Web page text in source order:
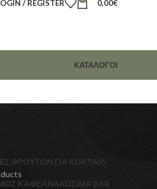
/ REGISTER 0,00€
ΚΑΤΑΛΟΓΟΙ
ΦΡΟΎΤΩΝ ΓΙΑ ΚΟΚΤΑΙΛ
ΚΑΦΈΑΝΑΛΏΣΙΜΑ BAR